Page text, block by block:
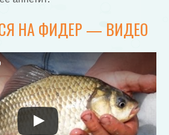
НА ФИДЕР — ВИДЕО
на YouTube